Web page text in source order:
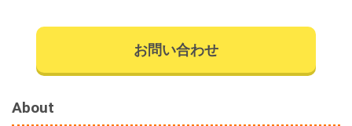
お問い合わせ
About